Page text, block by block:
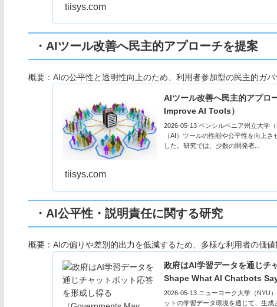
tiisys.com
・AIツール改善へ民主的アプローチを提案
概要：AIの公平性と透明性向上のため、利用者参加型の民主的ガ
AIツール改善へ民主的アプ
Improve AI Tools）
2026-05-13 ペンシルベニア州立大学
（AI）ツールの性能や公平性を向上
した。研究では、少数の開発者...
tiisys.com
・AI公平性・説明責任に関する研究
概要：AIの偏りや差別的出力を低減するため、多様な利用者の価
政府はAI学習データを通じチ
Shape What AI Chatbots
2026-05-13 ニューヨーク大学（NYU
ットの学習データ環境を通じて、生成